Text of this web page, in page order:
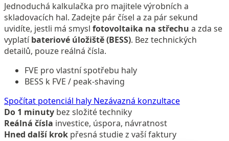
Jednoduchá kalkulačka pro majitele výrobních a
skladovacích hal. Zadejte pár čísel a za pár sekund
uvidíte, jestli má smysl fotovoltaika na střechu a zda se
vyplatíbateriové úložiště (BESS). Bez technických
detailů, pouze reálná čísla.
FVE pro vlastní spotřebu haly
BESS k FVE / peak-shaving
Spočítat potenciál haly Nezávazná konzultace
Do 1 minuty bez složité techniky
Reálná čísla investice, úspora, návratnost
Hned další krok přesná studie z vaší faktury